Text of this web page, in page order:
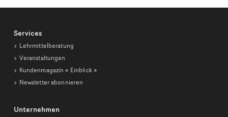
Services
Lehrmittelberatung
Veranstaltungen
Kundenmagazin« Einblick »
Newsletter abonnieren
Unternehmen